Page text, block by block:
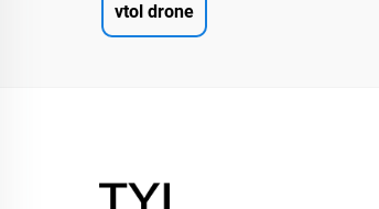
vtol drone